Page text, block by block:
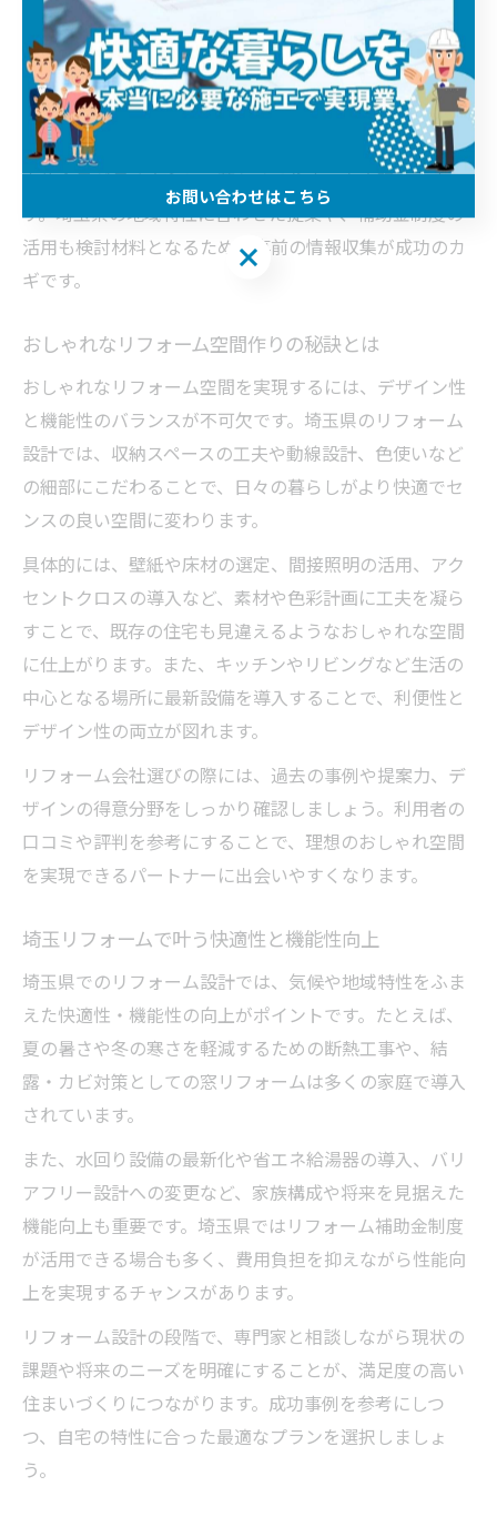
の暑さや冬の寒さが厳しいため、断熱リフォームや窓の
改修なども快適な暮らしには欠かせません。
リフォーム設計の段階でしっかりと要望や課題を整理
し、信頼できるリフォーム会社と相談を重ねることで、
家族全員が長く安心して暮らせる住まいを実現できま
す。埼玉県の地域特性に合わせた提案や、補助金制度の
活用も検討材料となるため、事前の情報収集が成功のカ
ギです。
おしゃれなリフォーム空間作りの秘訣とは
おしゃれなリフォーム空間を実現するには、デザイン性
と機能性のバランスが不可欠です。埼玉県のリフォーム
設計では、収納スペースの工夫や動線設計、色使いなど
の細部にこだわることで、日々の暮らしがより快適でセ
ンスの良い空間に変わります。
具体的には、壁紙や床材の選定、間接照明の活用、アク
セントクロスの導入など、素材や色彩計画に工夫を凝ら
すことで、既存の住宅も見違えるようなおしゃれな空間
に仕上がります。また、キッチンやリビングなど生活の
中心となる場所に最新設備を導入することで、利便性と
デザイン性の両立が図れます。
リフォーム会社選びの際には、過去の事例や提案力、デ
ザインの得意分野をしっかり確認しましょう。利用者の
口コミや評判を参考にすることで、理想のおしゃれ空間
を実現できるパートナーに出会いやすくなります。
埼玉リフォームで叶う快適性と機能性向上
埼玉県でのリフォーム設計では、気候や地域特性をふま
えた快適性・機能性の向上がポイントです。たとえば、
夏の暑さや冬の寒さを軽減するための断熱工事や、結
露・カビ対策としての窓リフォームは多くの家庭で導入
されています。
また、水回り設備の最新化や省エネ給湯器の導入、バリ
アフリー設計への変更など、家族構成や将来を見据えた
機能向上も重要です。埼玉県ではリフォーム補助金制度
が活用できる場合も多く、費用負担を抑えながら性能向
上を実現するチャンスがあります。
リフォーム設計の段階で、専門家と相談しながら現状の
課題や将来のニーズを明確にすることが、満足度の高い
住まいづくりにつながります。成功事例を参考にしつ
つ、自宅の特性に合った最適なプランを選択しましょ
う。
お問い合わせはこちら
お問い合わせはこちら